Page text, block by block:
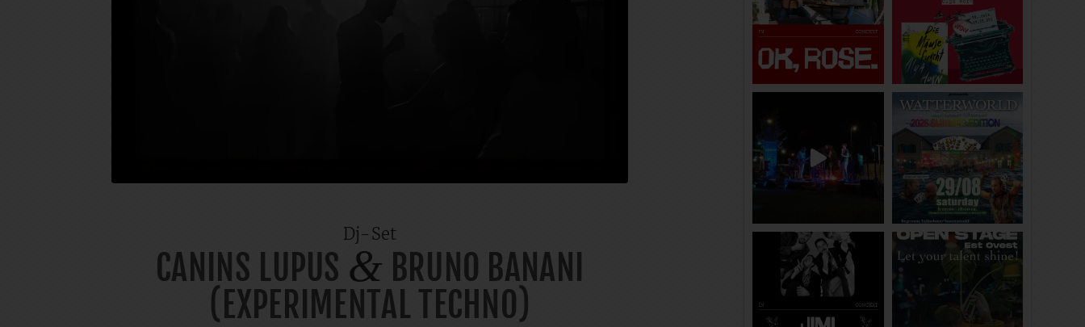
Dj-Set
CANINS LUPUS & BRUNO BANANI
(EXPERIMENTAL TECHNO)